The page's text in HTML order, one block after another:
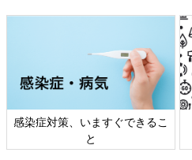
感染症対策、いますぐできるこ
と